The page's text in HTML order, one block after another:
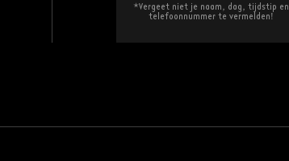
*Vergeet niet je naam, dag, tijdstip en
telefoonnummer te vermelden!